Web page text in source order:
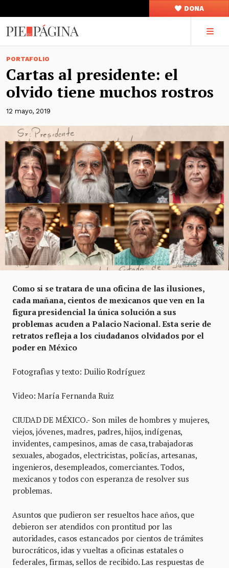
DONA
PORTAFOLIO
Cartas al presidente: el
olvido tiene muchos rostros
12 mayo, 2019
Como si se tratara de una oficina de las ilusiones,
cada mañana, cientos de mexicanos que ven en la
figura presidencial la única solución a sus
problemas acuden a Palacio Nacional. Esta serie de
retratos refleja a los ciudadanos olvidados por el
poder en México
Fotografìas y texto: Duilio Rodríguez
Video: María Fernanda Ruiz
CIUDAD DE MÉXICO.- Son miles de hombres y mujeres,
viejos, jóvenes, madres, padres, hijos, indígenas,
invidentes, campesinos, amas de casa, trabajadoras
sexuales, abogados, electricistas, policías, artesanas,
ingenieros, desempleados, comerciantes. Todos,
mexicanos y todos con esperanza de resolver sus
problemas.
Asuntos que pudieron ser resueltos hace años, que
debieron ser atendidos con prontitud por las
autoridades, casos estancados por cientos de trámites
burocráticos, idas y vueltas a oficinas estatales o
federales, firmas, sellos de recibido. Las respuestas de